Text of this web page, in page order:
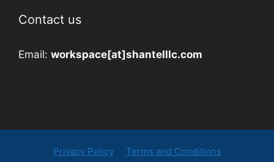
Contact us
Email: workspace[at]shantelllc.com
Privacy Policy Terms and Conditions